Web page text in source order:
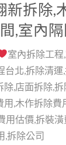
新拆除,
,室內
室內拆除工
台北,拆除清運
,店面拆除,
,木作拆除費
用估價,拆裝
,拆除公司